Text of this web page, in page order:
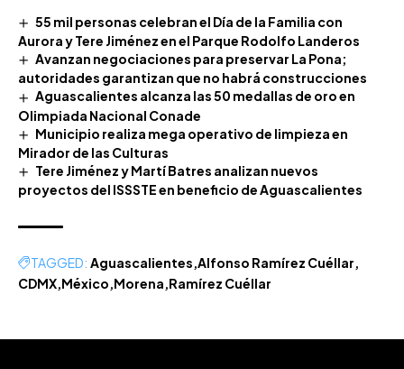
55 mil personas celebran el Día de la Familia con
Aurora y Tere Jiménez en el Parque Rodolfo Landeros
Avanzan negociaciones para preservar La Pona;
autoridades garantizan que no habrá construcciones
Aguascalientes alcanza las 50 medallas de oro en
Olimpiada Nacional Conade
Municipio realiza mega operativo de limpieza en
Mirador de las Culturas
Tere Jiménez y Martí Batres analizan nuevos
proyectos del ISSSTE en beneficio de Aguascalientes
TAGGED: Aguascalientes Alfonso Ramírez Cuéllar
CDMX México Morena Ramírez Cuéllar